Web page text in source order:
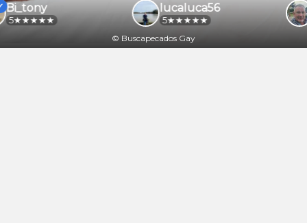
lucaluca56
5
Bi_tony
5
© Buscapecados Gay